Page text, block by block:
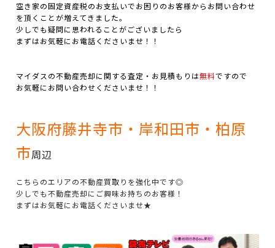
空き家の固定資産税のお支払いでお困りのお客様からお問い合わせ
を頂くことが増えてきました。
少しでも疑問に思われることがございましたら
まずはお気軽にお電話くださいませ！！
マイダスの不動産売却に関する査定・お見積もりは無料ですので
お気軽にお問い合わせくださいませ！！
大阪府藤井寺市・岸和田市・柏原
市周辺
こちらのエリアの不動産買取りを強化中です◎
少しでも不動産売却にご興味お持ちのお客様！
まずはお気軽にお電話くださいませ★